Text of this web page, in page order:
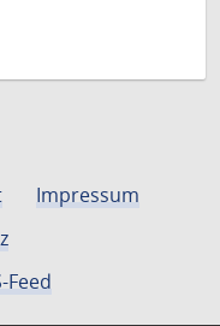
Impressum
Feed